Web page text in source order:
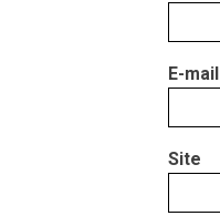
E-mail
Site